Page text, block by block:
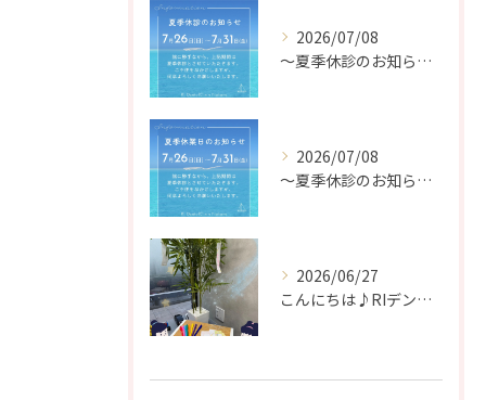
2026/07/08
〜夏季休診のお知らせ〜
2026/07/08
〜夏季休診のお知らせ〜
2026/06/27
こんにちは♪RIデンタルクリニック中野です🦷